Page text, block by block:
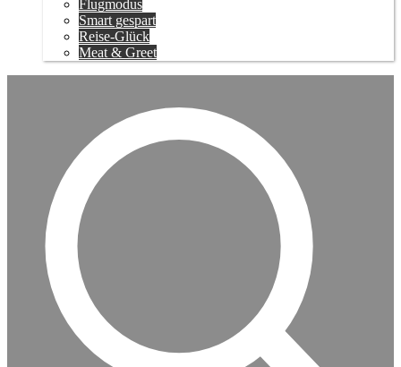
Flugmodus
Smart gespart
Reise-Glück
Meat & Greet